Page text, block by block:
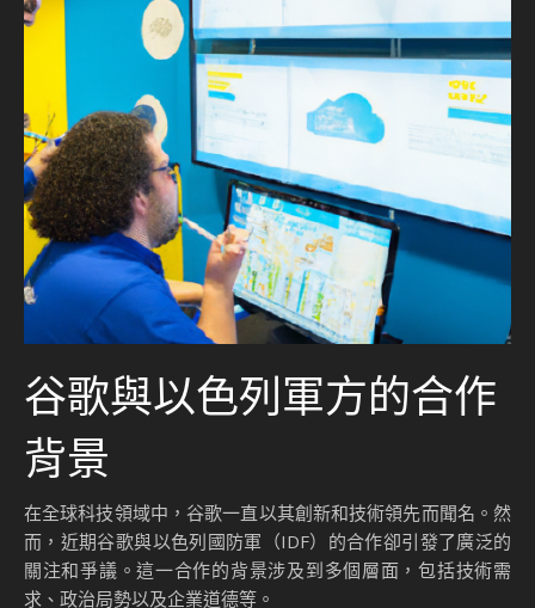
谷歌與以色列軍方的合作
背景
在全球科技領域中，谷歌一直以其創新和技術領先而聞名。然
而，近期谷歌與以色列國防軍（IDF）的合作卻引發了廣泛的
關注和爭議。這一合作的背景涉及到多個層面，包括技術需
求、政治局勢以及企業道德等。